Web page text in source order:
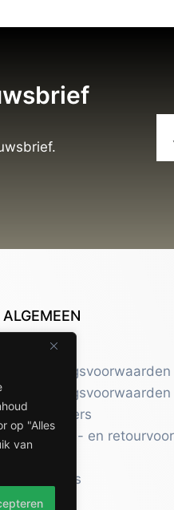
op "Alles
van
ALGEMEEN
Contact
Leveringsvoorwaarden
gebruikers
Verzend- en
Over ons